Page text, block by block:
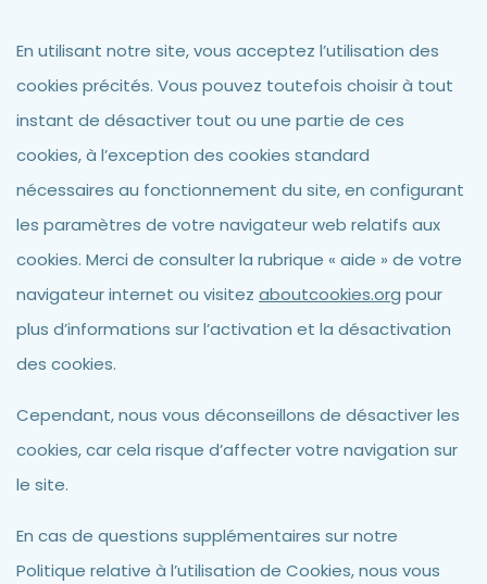
En utilisant notre site, vous acceptez l’utilisation des
cookies précités. Vous pouvez toutefois choisir à tout
instant de désactiver tout ou une partie de ces
cookies, à l’exception des cookies standard
nécessaires au fonctionnement du site, en configurant
les paramètres de votre navigateur web relatifs aux
cookies. Merci de consulter la rubrique « aide » de votre
navigateur internet ou visitez aboutcookies.org pour
plus d’informations sur l’activation et la désactivation
des cookies.
Cependant, nous vous déconseillons de désactiver les
cookies, car cela risque d’affecter votre navigation sur
le site.
En cas de questions supplémentaires sur notre
Politique relative à l’utilisation de Cookies, nous vous